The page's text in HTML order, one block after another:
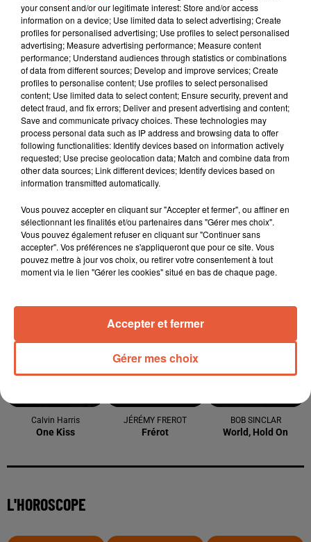
6 août 2026
Arles : après un taureau percuté lors d'une
Éclipse solaire du 12 août 2026 : le CHU de Nîmes
your consent and/or our legitimate interest: Store and/or access
information on a device; Use limited data to select advertising; Create
profiles for personalised advertising; Use profiles to select personalised
advertising; Measure advertising performance; Measure content
performance; Understand audiences through statistics or combinations
of data from different sources; Develop and improve services; Create
profiles to personalise content; Use profiles to select personalised
content; Use limited data to select content; Ensure security, prevent and
detect fraud, and fix errors; Deliver and present advertising and content;
Save and communicate privacy choices. These technologies may
process personal data such as IP address and browsing data to offer
following functionalities: Identify devices based on information actively
requested; Use precise geolocation data; Match and combine data from
other data sources; Link different devices; Identify devices based on
information transmitted automatically.
Vous pouvez accepter en cliquant sur "Accepter et fermer", ou affiner en
sélectionnant les finalités et/ou partenaires dans "Gérer mes choix".
Vous pouvez également refuser en cliquant sur "Continuer sans
accepter". Vos préférences ne s'appliqueront que pour ce site. Vous
pouvez mettre à jour vos choix, ou retirer votre consentement à tout
moment via le lien "Gérer les cookies" situé en bas de chaque page.
Gérer mes choix
Accepter et fermer